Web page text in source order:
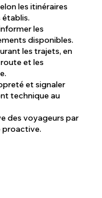
les itinéraires
établis.
les
disponibles.
les trajets, en
et les
et signaler
technique au
des voyageurs par
proactive.